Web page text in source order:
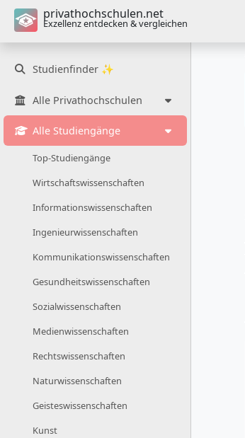
privathochschulen.net
Exzellenz entdecken & vergleichen
Studienfinder ✨
Alle Privathochschulen
Alle Studiengänge
Top-Studiengänge
Wirtschaftswissenschaften
Informationswissenschaften
Ingenieurwissenschaften
Kommunikationswissenschaften
Gesundheitswissenschaften
Sozialwissenschaften
Medienwissenschaften
Rechtswissenschaften
Naturwissenschaften
Geisteswissenschaften
Kunst